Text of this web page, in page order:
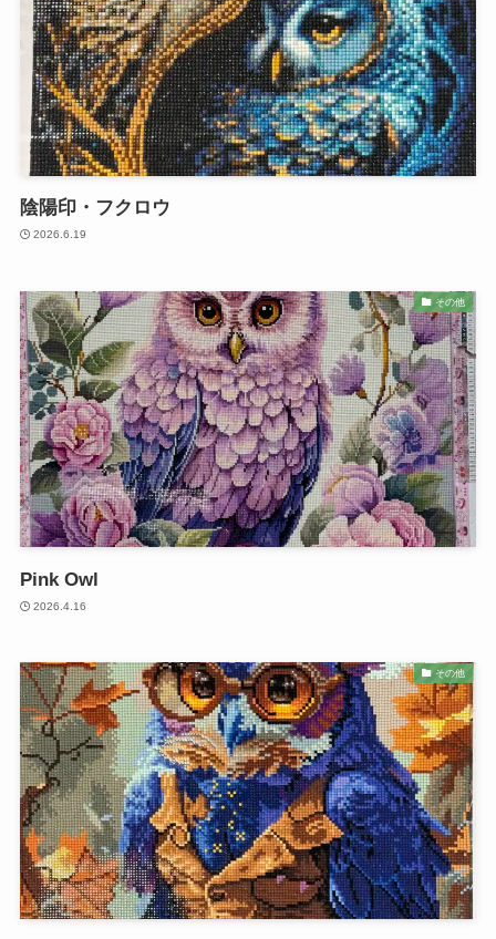
陰陽印・フクロウ
2026.6.19
その他
Pink Owl
2026.4.16
その他